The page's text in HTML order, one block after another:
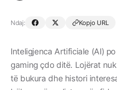
Ndaj: Kopjo URL
Inteligjenca Artificiale (AI)
gaming çdo ditë. Lojërat
të bukura dhe histori